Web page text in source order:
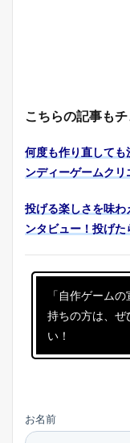
こちらの記事もチ
何度も作り直して
ンディーゲームク
投げる楽しさを味わ
ンタビュー！投げ
「自作ゲーム
持ちの方は、ぜ
い！